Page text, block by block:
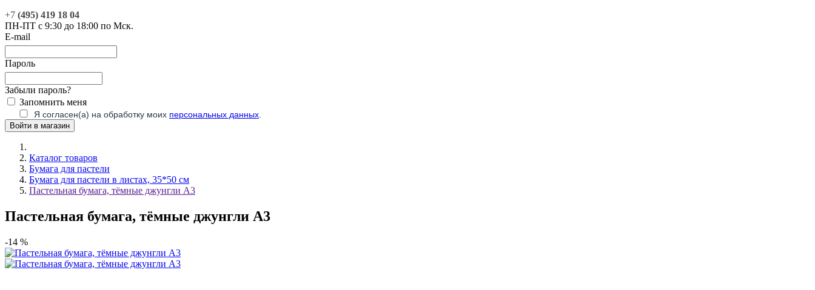
+7 (495) 419 18 04
ПН-ПТ с 9:30 до 18:00 по Мск.
E-mail
Пароль
Забыли пароль?
Запомнить меня
Я согласен(а) на обработку моих персональных данных
Каталог товаров
Бумага для пастели
Бумага для пастели в листах, 35*50 см
Пастельная бумага, тёмные джунгли А3
Пастельная бумага, тёмные джунгли А3
-14 %